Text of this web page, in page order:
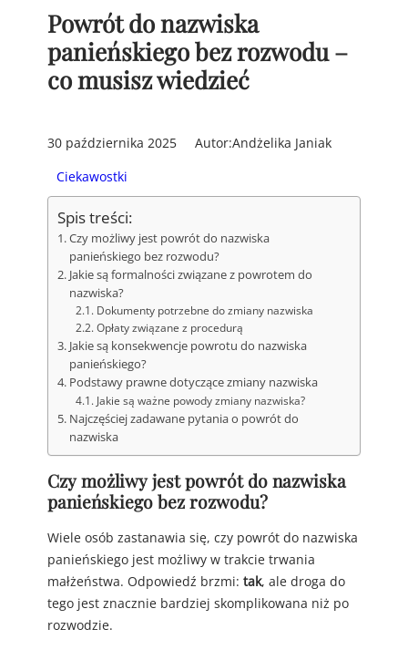
Powrót do nazwiska
panieńskiego bez rozwodu –
co musisz wiedzieć
30 października 2025 Autor:Andżelika Janiak
Ciekawostki
Spis treści:
Czy możliwy jest powrót do nazwiska
panieńskiego bez rozwodu?
Jakie są formalności związane z powrotem do
nazwiska?
Dokumenty potrzebne do zmiany nazwiska
Opłaty związane z procedurą
Jakie są konsekwencje powrotu do nazwiska
panieńskiego?
Podstawy prawne dotyczące zmiany nazwiska
Jakie są ważne powody zmiany nazwiska?
Najczęściej zadawane pytania o powrót do
nazwiska
Czy możliwy jest powrót do nazwiska
panieńskiego bez rozwodu?
Wiele osób zastanawia się, czy powrót do nazwiska
panieńskiego jest możliwy w trakcie trwania
małżeństwa. Odpowiedź brzmi: tak, ale droga do
tego jest znacznie bardziej skomplikowana niż po
rozwodzie.